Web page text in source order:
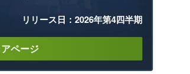
リリース日：2026年第4四半期
ページ